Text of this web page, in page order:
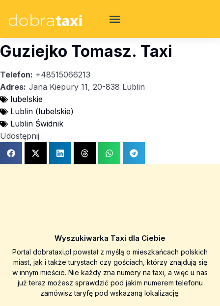
Guziejko Tomasz. Taxi
Telefon: +48515066213
Adres: Jana Kiepury 11, 20-838 Lublin
lubelskie
Lublin (lubelskie)
Lublin Świdnik
Udostępnij
Wyszukiwarka Taxi dla Ciebie
Portal dobrataxi.pl powstał z myślą o mieszkańcach polskich
miast, jak i także turystach czy gościach, którzy znajdują się
w innym mieście. Nie każdy zna numery na taxi, a więc u nas
już teraz możesz sprawdzić pod jakim numerem telefonu
zamówisz taryfę pod wskazaną lokalizację.